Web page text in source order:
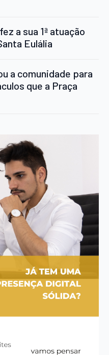
a sua 1ª atuação
Eulália
a comunidade para
que a Praça